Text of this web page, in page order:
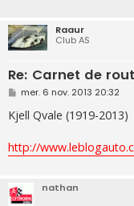
Raaur
Club AS
Re: Carnet de
M
s
s
g
e
mer. 6 nov. 2013 20:32
Kjell Qvale (1919-2013)
http://
nathan